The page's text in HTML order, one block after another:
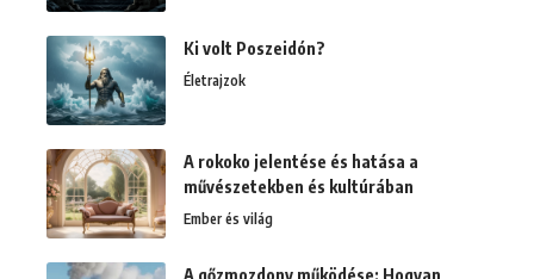
Ki volt Poszeidón?
Életrajzok
A rokoko jelentése és hatása a
művészetekben és kultúrában
Ember és világ
A gőzmozdony működése: Hogyan